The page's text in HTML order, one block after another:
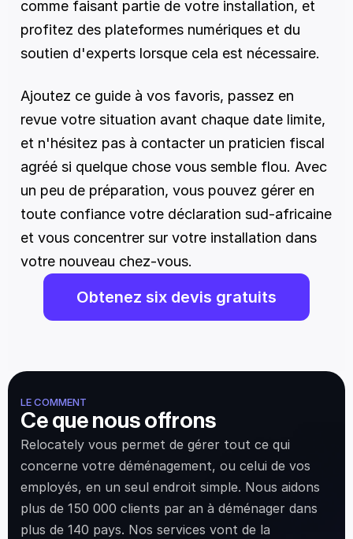
comme faisant partie de votre installation, et
profitez des plateformes numériques et du
soutien d'experts lorsque cela est nécessaire.
Ajoutez ce guide à vos favoris, passez en
revue votre situation avant chaque date limite,
et n'hésitez pas à contacter un praticien fiscal
agréé si quelque chose vous semble flou. Avec
un peu de préparation, vous pouvez gérer en
toute confiance votre déclaration sud-africaine
et vous concentrer sur votre installation dans
votre nouveau chez-vous.
Obtenez six devis gratuits
LE COMMENT
Ce que nous offrons
Relocately vous permet de gérer tout ce qui
concerne votre déménagement, ou celui de vos
employés, en un seul endroit simple. Nous aidons
plus de 150 000 clients par an à déménager dans
plus de 140 pays. Nos services vont de la